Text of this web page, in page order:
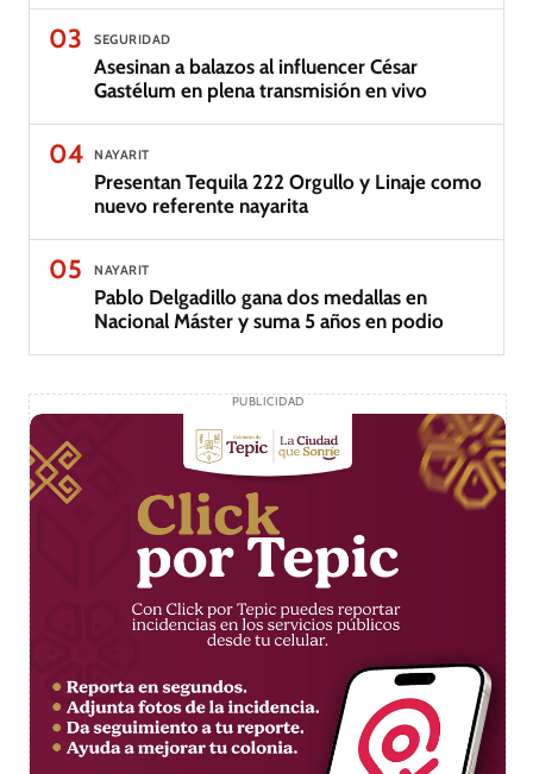
03 SEGURIDAD
Asesinan a balazos al influencer César
Gastélum en plena transmisión en vivo
04 NAYARIT
Presentan Tequila 222 Orgullo y Linaje como
nuevo referente nayarita
05 NAYARIT
Pablo Delgadillo gana dos medallas en
Nacional Máster y suma 5 años en podio
PUBLICIDAD